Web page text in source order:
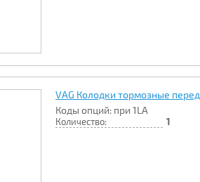
VAG Колодки тормозные
Коды опций: при 1LA
Количество: 1